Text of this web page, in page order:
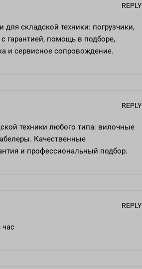
REPLY
для складской техники: погрузчики,
гарантией, помощь в подборе,
и сервисное сопровождение.
REPLY
техники любого типа: вилочные
Качественные
и профессиональный подбор.
REPLY
час